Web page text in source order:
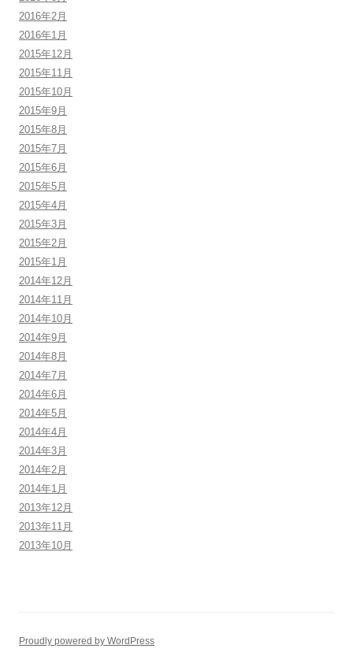
2016年2月
2016年1月
2015年12月
2015年11月
2015年10月
2015年9月
2015年8月
2015年7月
2015年6月
2015年5月
2015年4月
2015年3月
2015年2月
2015年1月
2014年12月
2014年11月
2014年10月
2014年9月
2014年8月
2014年7月
2014年6月
2014年5月
2014年4月
2014年3月
2014年2月
2014年1月
2013年12月
2013年11月
2013年10月
Proudly powered by WordPress